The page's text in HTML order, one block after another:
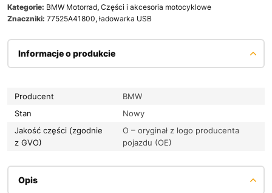
Kategorie: BMW Motorrad, Części i akcesoria motocyklowe
Znaczniki: 77525A41800, ładowarka USB
Informacje o produkcie
Producent
BMW
Stan
Nowy
Jakość części (zgodnie
z GVO)
O – oryginał z logo producenta
pojazdu (OE)
Opis